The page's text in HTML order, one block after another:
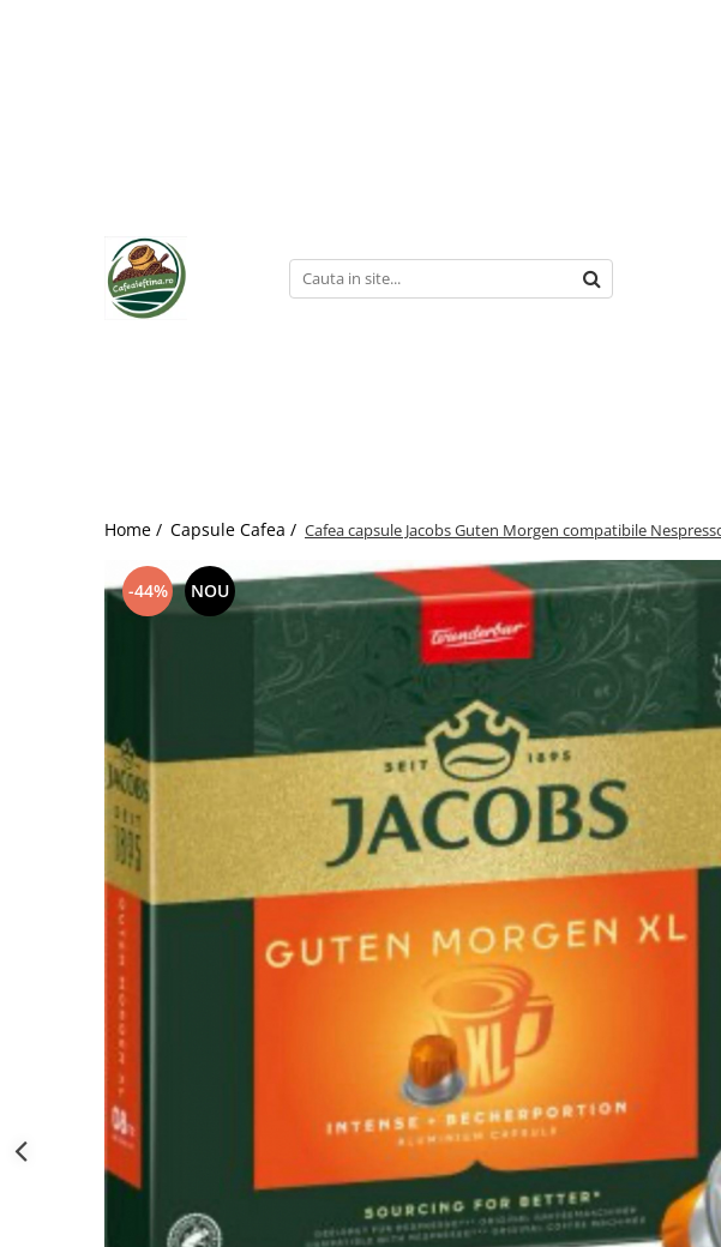
Home / Capsule Cafea / Cafea capsule Jacobs Guten Morgen compatibile
-44% NOU